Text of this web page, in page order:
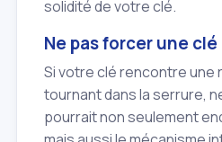
solidité de votre clé.
Ne pas forcer une
Si votre clé rencontre une
tournant dans la serrure,
pourrait non seulement